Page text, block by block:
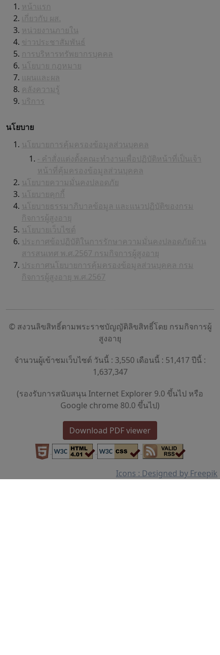
หน้าแรก
เกี่ยวกับ ผส.
หน่วยงานภายใน
ข่าวประชาสัมพันธ์
การบริหารทรัพยากรบุคคล
นโยบาย กฎหมาย
แผนและผล
คลังความรู้
บริการ
นโยบาย
นโยบายการคุ้มครองข้อมูลส่วนบุคคล
- คำสั่งแต่งตั้งคณะทำงานเพื่อปฏิบัติหน้าที่เป็นเจ้า
หน้าที่คุ้มครองข้อมูลส่วนบุคคล
นโยบายความมั่นคงปลอดภัย
นโยบายคุกกี้
นโยบายธรรมาภิบาลข้อมูล และแนวปฏิบัติของกรม
กิจการผู้สูงอายุ
นโยบายเว็บไซต์
ประกาศข้อปฏิบัติในการรักษาความมั่นคงปลอดภัยด้าน
สารสนเทศ พ.ศ.2567 กรมกิจการผู้สูงอายุ
ประกาศนโยบายการคุ้มครองข้อมูลส่วนบุคคล กรม
กิจการผู้สูงอายุ พ.ศ.2567
© สงวนลิขสิทธิ์ตามพระราชบัญญัติลิขสิทธิ์โดย กรมกิจการผู้
สูงอายุ
จำนวนผู้เข้าชมเว็บไซต์ วันนี้ : 3,550 เดือนนี้ : 51,417 ปีนี้ :
1,637,347
(รองรับการสนับสนุน Internet Explorer 9.0 ขึ้นไป หรือ
Google chrome 80.0 ขึ้นไป)
Download PDF viewer
Icons : Designed by Freepik